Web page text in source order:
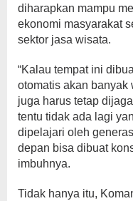
diharapkan mampu
ekonomi masyarakat
sektor jasa wisata.
“Kalau tempat ini
otomatis akan banyak
juga harus tetap
tentu tidak ada lagi
dipelajari oleh
depan bisa dibuat
imbuhnya.
Tidak hanya itu,